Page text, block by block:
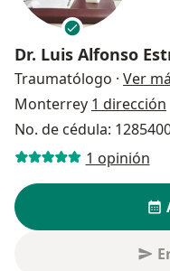
Dr. Luis Alfonso
Traumatólogo · Ver
Monterrey 1 dirección
No. de cédula:
1 opinión